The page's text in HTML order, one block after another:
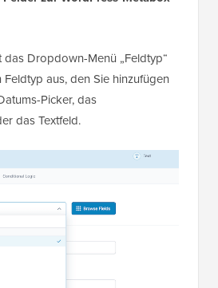
das Dropdown-Menü „Feldtyp“
aus, den Sie hinzufügen
Picker, das
das Textfeld.